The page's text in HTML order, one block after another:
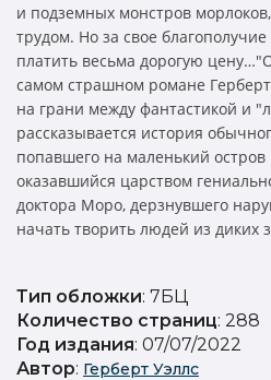
и подземных монстров
трудом. Но за свое
платить весьма дорогую
самом страшном романе
на грани между фантастикой и
рассказывается история
попавшего на маленький
оказавшийся царством
доктора Моро, дерзнувшего
начать творить людей из диких
Тип обложки: 7БЦ
Количество страниц: 288
Год издания: 07/07/2022
Автор: Герберт Уэллс